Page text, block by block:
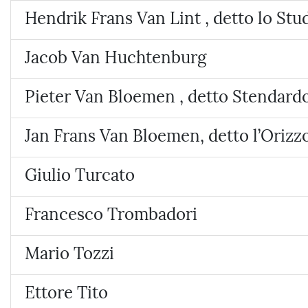
Hendrik Frans Van Lint , detto lo
Jacob Van Huchtenburg
Pieter Van Bloemen , detto
Jan Frans Van Bloemen, detto
Giulio Turcato
Francesco Trombadori
Mario Tozzi
Ettore Tito